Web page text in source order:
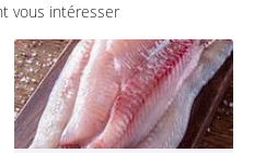
RESTEZ
vous intéresser